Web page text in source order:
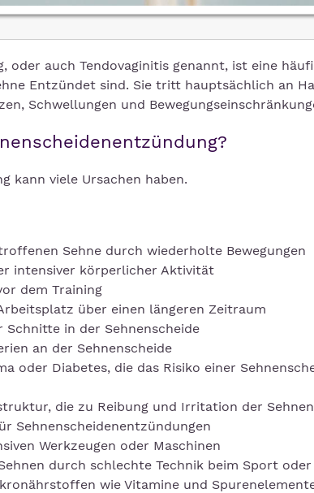
oder auch Tendovaginitis genannt, ist eine
Entzündet sind. Sie tritt hauptsächlich an
Schwellungen und
kann viele Ursachen haben.
Sehne durch wiederholte Bewegungen
intensiver körperlicher Aktivität
dem Training
über einen längeren Zeitraum
Schnitte in der Sehnenscheide
an der Sehnenscheide
oder Diabetes, die das Risiko einer
die zu Reibung und Irritation der
Sehnenscheidenentzündungen
Werkzeugen oder Maschinen
durch schlechte Technik beim Sport
wie Vitamine und